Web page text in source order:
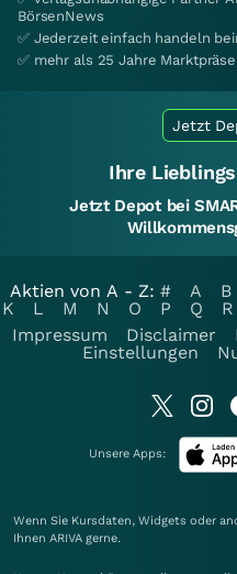
BörsenNews
✅ Jederzeit einfach handeln
✅ mehr als 25 Jahre
Jetzt
Ihre
Jetzt Depot bei
Aktien von A - Z: # A B
K
L M N O P Q R
Impressum
Disclaimer
Einstellungen
Unsere Apps:
Wenn Sie Kursdaten, Widgets oder
Ihnen ARIVA gerne.